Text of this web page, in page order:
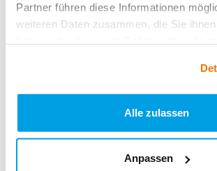
Partner führen diese Informationen
weiteren Daten zusammen, die Sie
Alle zulassen
Anpassen